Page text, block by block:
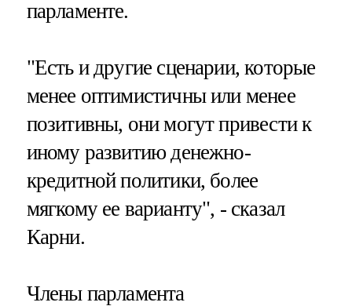
парламенте.
"Есть и другие сценарии, которые
менее оптимистичны или менее
позитивны, они могут привести к
иному развитию денежно-
кредитной политики, более
мягкому ее варианту", - сказал
Карни.
Члены парламента